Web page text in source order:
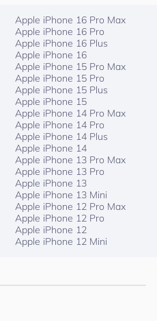
Apple iPhone 16 Pro Max
Apple iPhone 16 Pro
Apple iPhone 16 Plus
Apple iPhone 16
Apple iPhone 15 Pro Max
Apple iPhone 15 Pro
Apple iPhone 15 Plus
Apple iPhone 15
Apple iPhone 14 Pro Max
Apple iPhone 14 Pro
Apple iPhone 14 Plus
Apple iPhone 14
Apple iPhone 13 Pro Max
Apple iPhone 13 Pro
Apple iPhone 13
Apple iPhone 13 Mini
Apple iPhone 12 Pro Max
Apple iPhone 12 Pro
Apple iPhone 12
Apple iPhone 12 Mini